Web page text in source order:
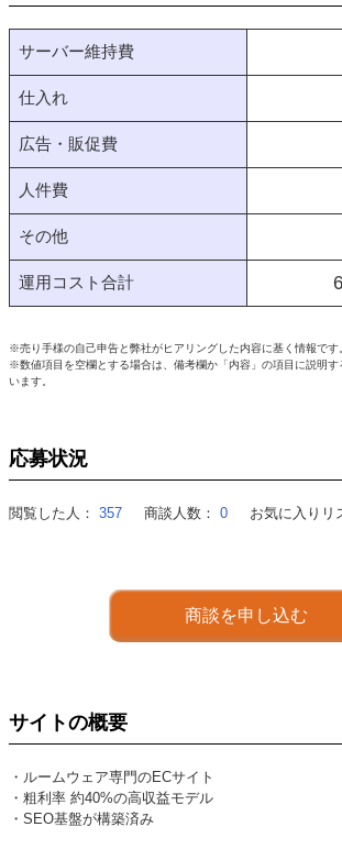
サーバー維持費
仕入れ
広告・販促費
人件費
その他
運用コスト合計
※売り手様の自己申告と弊社がヒアリングした内容に基く情報です
※数値項目を空欄とする場合は、備考欄か「内容」の項目に説明す
います。
応募状況
閲覧した人： 357 商談人数： 0 お気に入りリ
商談を申し込む
サイトの概要
・ルームウェア専門のECサイト
・粗利率 約40%の高収益モデル
・SEO基盤が構築済み